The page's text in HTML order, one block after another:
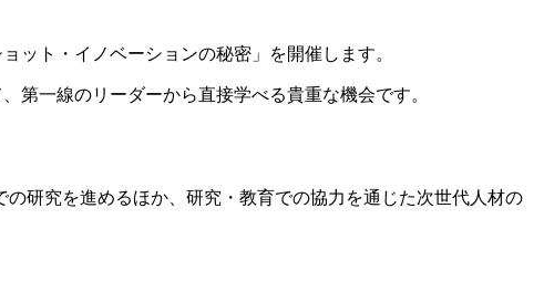
ット・イノベーションの秘密」を開催します。
第一線のリーダーから直接学べる貴重な機会です。
の研究を進めるほか、研究・教育での協力を通じた次世代人材の